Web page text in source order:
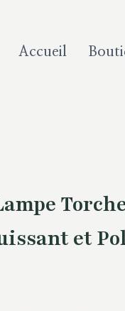
Accueil
et